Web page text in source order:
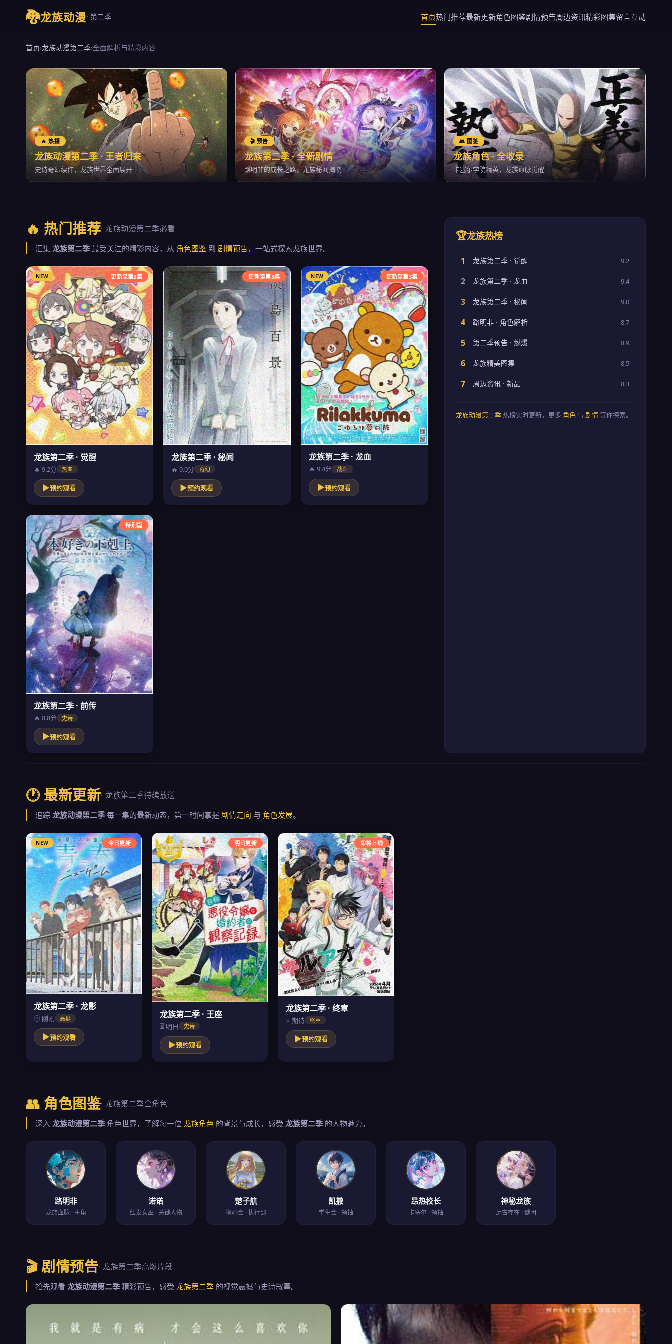
🐉龙族动漫· 第二季 首页热门推荐最新更新角色图鉴剧情预告周边资讯精彩图集留言互动
首页›龙族动漫第二季›全面解析与精彩内容
🔥 热播
龙族动漫第二季 · 王者归来
史诗奇幻续作，龙族世界全面展开
🎬 预告
龙族第二季 · 全新剧情
路明非的成长之路，龙族秘闻揭晓
👥 图鉴
龙族角色 · 全收录
卡塞尔学院精英，龙族血脉觉醒
🔥 热门推荐· 龙族动漫第二季必看
汇集 龙族第二季 最受关注的精彩内容，从 角色图鉴 到 剧情预告，一站式探索龙族世界。
更新至第3集
NEW
龙族第二季 · 觉醒
🔥 9.2分 热血
▶预约观看
更新至第3集
龙族第二季 · 秘闻
🔥 9.0分 奇幻
▶预约观看
更新至第3集
NEW
龙族第二季 · 龙血
🔥 9.4分 战斗
▶预约观看
特别篇
龙族第二季 · 前传
🔥 8.8分 史诗
▶预约观看
🏆龙族热榜
1 龙族第二季 · 觉醒 9.2
2 龙族第二季 · 龙血 9.4
3 龙族第二季 · 秘闻 9.0
4 路明非 · 角色解析 8.7
5 第二季预告 · 燃爆 8.9
6 龙族精美图集 8.5
7 周边资讯 · 新品 8.3
龙族动漫第二季 热榜实时更新，更多 角色与剧情等你探索。
🕐 最新更新· 龙族第二季持续放送
追踪 龙族动漫第二季 每一集的最新动态，第一时间掌握 剧情走向 与 角色发展。
今日更新
NEW
龙族第二季 · 龙影
🕐 刚刚 悬疑
▶预约观看
明日更新
龙族第二季 · 王座
⏳ 明日 史诗
▶预约观看
即将上线
龙族第二季 · 终章
⭐ 期待 终章
▶预约观看
👥 角色图鉴· 龙族第二季全角色
深入 龙族动漫第二季 角色世界，了解每一位 龙族角色 的背景与成长，感受 龙族第二季 的人物魅力。
路明非
龙族血脉 · 主角
诺诺
红发女巫 · 关键人物
楚子航
狮心会 · 执行部
凯撒
学生会 · 领袖
昂热校长
卡塞尔 · 领袖
神秘龙族
远古存在 · 谜团
🎬 剧情预告· 龙族第二季高燃片段
抢先观看 龙族动漫第二季 精彩预告，感受 龙族第二季 的视觉震撼与史诗叙事。